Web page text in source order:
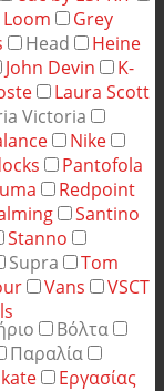
Grey
Head
Heine
John Devin
K-
Laura Scott
Victoria
Nike
Pantofola
Redpoint
Santino
Stanno
Supra
Tom
Vans
VSCT
Βόλτα
Παραλία
Εργασίας